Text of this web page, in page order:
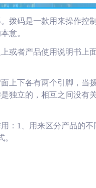
拨码是一款用来操作控
意。
或者产品使用说明书上
上下各有两个引脚，当
独立的，相互之间没有
：1、用来区分产品的